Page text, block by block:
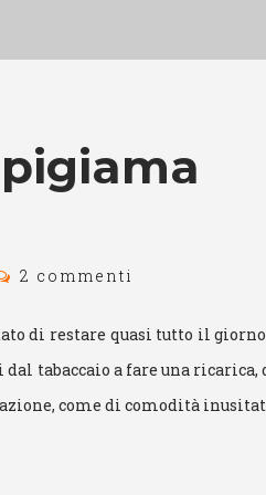
2 commenti
di restare quasi tutto il
tabaccaio a fare una
come di comodità